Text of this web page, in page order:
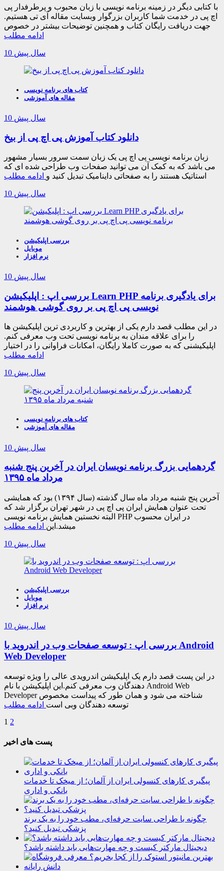
با کتابی دیگر در زمینه برنامه نویسی با زبان محبوب و پرطرفدار پی
اچ پی در خدمت شما کاربران بزرگوار وبسایت مقاله آی تی هستیم.
جهت دریافت رایگان کتاب و همچنین توضیحات بیشتر در خصوص
ادامه مطلب
10 سال پیش
کتاب های برنامه نویسی
مقاله های آموزشی
10 سال پیش
دانلود کتاب آموزش پی اچ پی از بیخ
زبان برنامه نویسی پی اچ پی یک زبان سمت سرور بسیار مشهور
می باشد که به کمک آن می توانید صفحات وب طراحی شده ای که
استاتیک هستند را به صفحاتی داینامیک تبدیل کنید و ادامه مطلب
10 سال پیش
بررسی اپلیکیشن
موبایل
نرم افزار
10 سال پیش
بررسی اپ : اپلیکیشن Learn PHP برای یادگیری برنامه
نویسی پی اچ پی بر روی گوشی هوشمند
در این مطلب قصد دارم یکی از بهترین و کاربردی ترین اپلیکیشن ها
را برای علاقه مندان به برنامه نویسی تحت وب معرفی کنم.
اپلیکیشنی که به صورت کاملا رایگان، امکانات فراوانی را در اختیار
ادامه مطلب
10 سال پیش
کتاب های برنامه نویسی
مقاله های آموزشی
10 سال پیش
گردهمایی بزرگ برنامه نویسان ایران در آخرین پنج شنبه
مرداد ماه ۱۳۹۵
آخرین پنج شنبه مرداد ماه سال گذشته (سال ۱۳۹۴) بود که همایشی
تحت عنوان همایش ایران پی اچ پی در شهر تهران برگزار شد که
البته نخستین همایش برنامه نویسی PHP در ایران محسوب
میشد.این ادامه مطلب
10 سال پیش
بررسی اپلیکیشن
موبایل
نرم افزار
10 سال پیش
بررسی اپ : توسعه صفحات وب در اندروید با Android
Web Developer
در این پست قصد دارم یک اپلیکیشن اندرویدی عالی را ویژه توسعه
دهندگان وب معرفی کنم.این اپلیکیشن با نام Android Web
Developer شناخته می شود و همان طور که پیداست مخصوص
توسعه دهندگان وبی است ادامه مطلب
1 2
پست های اخیر
پیگیری کارهای کنسولی ایران از آلمان؛ از میخک تا خدمات
بانکی و اداری
چگونه با طراحی سایت حرفه‌ای، مطب خود را به یک برند
پزشکی تبدیل کنید؟
دیجیتال مارکتر کیست و چه مهارت‌هایی باید داشته باشد؟